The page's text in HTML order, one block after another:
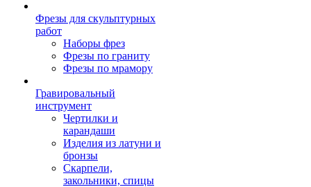
Фрезы для скульптурных
работ
Наборы фрез
Фрезы по граниту
Фрезы по мрамору
Гравировальный
инструмент
Чертилки и
карандаши
Изделия из латуни и
бронзы
Скарпели,
закольники, спицы